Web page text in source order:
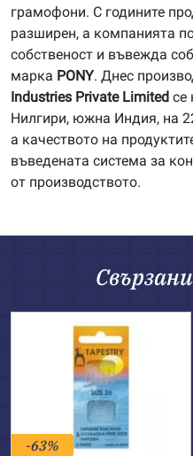
грамофони. С годините
разширен, а компанията
собственост и въвежда
марка PONY. Днес
Industries Private Limited се
Нилгири, южна Индия, на
а качеството на
въведената система за
от производството.
-63%